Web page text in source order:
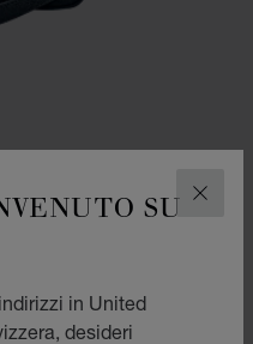
SU
in United
desideri
DE-POULE